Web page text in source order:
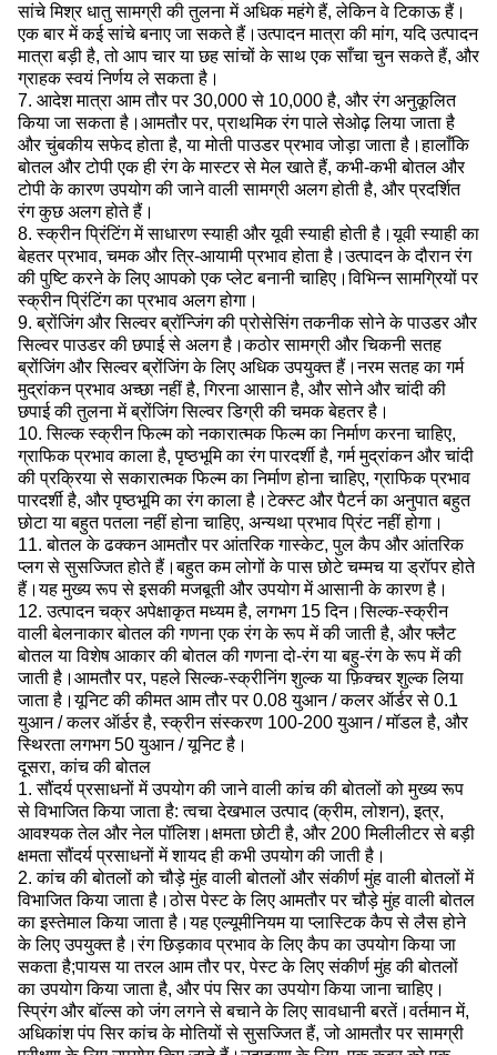
सांचे मिश्र धातु सामग्री की तुलना में अधिक महंगे हैं, लेकिन वे टिकाऊ हैं।
एक बार में कई सांचे बनाए जा सकते हैं।उत्पादन मात्रा की मांग, यदि उत्पादन
मात्रा बड़ी है, तो आप चार या छह सांचों के साथ एक साँचा चुन सकते हैं, और
ग्राहक स्वयं निर्णय ले सकता है।
7. आदेश मात्रा आम तौर पर 30,000 से 10,000 है, और रंग अनुकूलित
किया जा सकता है।आमतौर पर, प्राथमिक रंग पाले सेओढ़ लिया जाता है
और चुंबकीय सफेद होता है, या मोती पाउडर प्रभाव जोड़ा जाता है।हालाँकि
बोतल और टोपी एक ही रंग के मास्टर से मेल खाते हैं, कभी-कभी बोतल और
टोपी के कारण उपयोग की जाने वाली सामग्री अलग होती है, और प्रदर्शित
रंग कुछ अलग होते हैं।
8. स्क्रीन प्रिंटिंग में साधारण स्याही और यूवी स्याही होती है।यूवी स्याही का
बेहतर प्रभाव, चमक और त्रि-आयामी प्रभाव होता है।उत्पादन के दौरान रंग
की पुष्टि करने के लिए आपको एक प्लेट बनानी चाहिए।विभिन्न सामग्रियों पर
स्क्रीन प्रिंटिंग का प्रभाव अलग होगा।
9. ब्रोंजिंग और सिल्वर ब्रॉन्जिंग की प्रोसेसिंग तकनीक सोने के पाउडर और
सिल्वर पाउडर की छपाई से अलग है।कठोर सामग्री और चिकनी सतह
ब्रोंजिंग और सिल्वर ब्रोंजिंग के लिए अधिक उपयुक्त हैं।नरम सतह का गर्म
मुद्रांकन प्रभाव अच्छा नहीं है, गिरना आसान है, और सोने और चांदी की
छपाई की तुलना में ब्रोंजिंग सिल्वर डिग्री की चमक बेहतर है।
10. सिल्क स्क्रीन फिल्म को नकारात्मक फिल्म का निर्माण करना चाहिए,
ग्राफिक प्रभाव काला है, पृष्ठभूमि का रंग पारदर्शी है, गर्म मुद्रांकन और चांदी
की प्रक्रिया से सकारात्मक फिल्म का निर्माण होना चाहिए, ग्राफिक प्रभाव
पारदर्शी है, और पृष्ठभूमि का रंग काला है।टेक्स्ट और पैटर्न का अनुपात बहुत
छोटा या बहुत पतला नहीं होना चाहिए, अन्यथा प्रभाव प्रिंट नहीं होगा।
11. बोतल के ढक्कन आमतौर पर आंतरिक गास्केट, पुल कैप और आंतरिक
प्लग से सुसज्जित होते हैं।बहुत कम लोगों के पास छोटे चम्मच या ड्रॉपर होते
हैं।यह मुख्य रूप से इसकी मजबूती और उपयोग में आसानी के कारण है।
12. उत्पादन चक्र अपेक्षाकृत मध्यम है, लगभग 15 दिन।सिल्क-स्क्रीन
वाली बेलनाकार बोतल की गणना एक रंग के रूप में की जाती है, और फ्लैट
बोतल या विशेष आकार की बोतल की गणना दो-रंग या बहु-रंग के रूप में की
जाती है।आमतौर पर, पहले सिल्क-स्क्रीनिंग शुल्क या फ़िक्चर शुल्क लिया
जाता है।यूनिट की कीमत आम तौर पर 0.08 युआन / कलर ऑर्डर से 0.1
युआन / कलर ऑर्डर है, स्क्रीन संस्करण 100-200 युआन / मॉडल है, और
स्थिरता लगभग 50 युआन / यूनिट है।
दूसरा, कांच की बोतल
1. सौंदर्य प्रसाधनों में उपयोग की जाने वाली कांच की बोतलों को मुख्य रूप
से विभाजित किया जाता है: त्वचा देखभाल उत्पाद (क्रीम, लोशन), इत्र,
आवश्यक तेल और नेल पॉलिश।क्षमता छोटी है, और 200 मिलीलीटर से बड़ी
क्षमता सौंदर्य प्रसाधनों में शायद ही कभी उपयोग की जाती है।
2. कांच की बोतलों को चौड़े मुंह वाली बोतलों और संकीर्ण मुंह वाली बोतलों में
विभाजित किया जाता है।ठोस पेस्ट के लिए आमतौर पर चौड़े मुंह वाली बोतल
का इस्तेमाल किया जाता है।यह एल्यूमीनियम या प्लास्टिक कैप से लैस होने
के लिए उपयुक्त है।रंग छिड़काव प्रभाव के लिए कैप का उपयोग किया जा
सकता है;पायस या तरल आम तौर पर, पेस्ट के लिए संकीर्ण मुंह की बोतलों
का उपयोग किया जाता है, और पंप सिर का उपयोग किया जाना चाहिए।
स्प्रिंग और बॉल्स को जंग लगने से बचाने के लिए सावधानी बरतें।वर्तमान में,
अधिकांश पंप सिर कांच के मोतियों से सुसज्जित हैं, जो आमतौर पर सामग्री